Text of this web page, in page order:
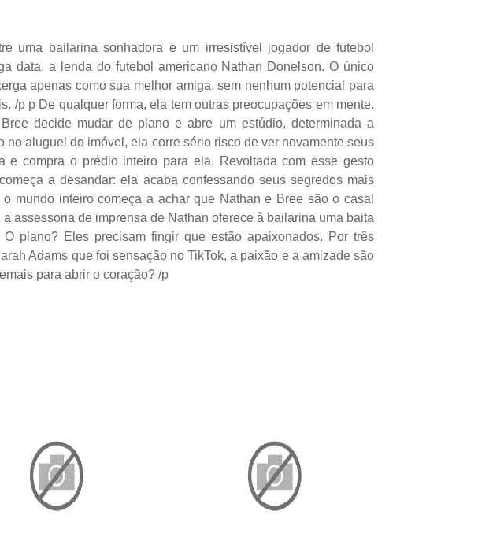
uma bailarina sonhadora e um irresistível jogador de futebol
data, a lenda do futebol americano Nathan Donelson. O único
apenas como sua melhor amiga, sem nenhum potencial para
/p p De qualquer forma, ela tem outras preocupações em mente.
decide mudar de plano e abre um estúdio, determinada a
aluguel do imóvel, ela corre sério risco de ver novamente seus
compra o prédio inteiro para ela. Revoltada com esse gesto
a desandar: ela acaba confessando seus segredos mais
mundo inteiro começa a achar que Nathan e Bree são o casal
assessoria de imprensa de Nathan oferece à bailarina uma baita
plano? Eles precisam fingir que estão apaixonados. Por três
Adams que foi sensação no TikTok, a paixão e a amizade são
para abrir o coração? /p